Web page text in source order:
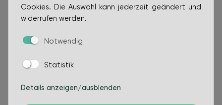
Cookies. Die Auswahl kann jederzeit geändert und
widerrufen werden.
Notwendig
Statistik
Details anzeigen/ausblenden